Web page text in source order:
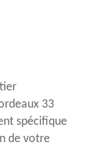
33
spécifique
de votre